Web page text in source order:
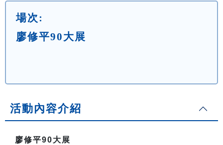
場次:
廖修平90大展
活動內容介紹
廖修平90大展